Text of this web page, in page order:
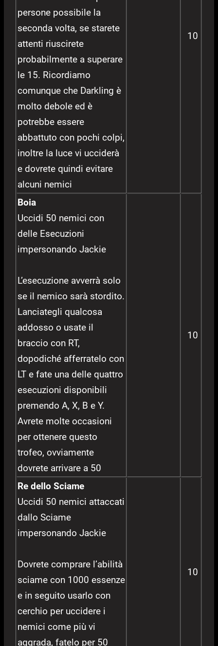
persone possibile la
seconda volta, se starete
attenti riuscirete
probabilmente a superare
le 15. Ricordiamo
comunque che Darkling è
molto debole ed è
potrebbe essere
abbattuto con pochi colpi,
inoltre la luce vi ucciderà
e dovrete quindi evitare
alcuni nemici
10
Boia
Uccidi 50 nemici con
delle Esecuzioni
impersonando Jackie
L’esecuzione avverrà solo
se il nemico sarà stordito.
Lanciategli qualcosa
addosso o usate il
braccio con RT,
dopodiché afferratelo con
LT e fate una delle quattro
esecuzioni disponibili
premendo A, X, B e Y.
Avrete molte occasioni
per ottenere questo
trofeo, ovviamente
dovrete arrivare a 50
10
Re dello Sciame
Uccidi 50 nemici attaccati
dallo Sciame
impersonando Jackie
Dovrete comprare l’abilità
sciame con 1000 essenze
e in seguito usarlo con
cerchio per uccidere i
nemici come più vi
aggrada, fatelo per 50
10